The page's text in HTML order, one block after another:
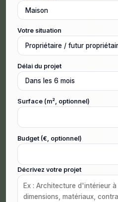
Votre situation
Délai du projet
Surface (m², optionnel)
Budget (€, optionnel)
Décrivez votre projet